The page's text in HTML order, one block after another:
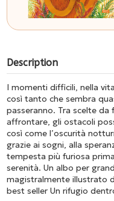
Description
I momenti difficili, nella
così tanto che sembra
passeranno. Tra scelte
affrontare, gli ostacoli
così come l’oscurità
grazie ai sogni, alla
tempesta più furiosa
serenità. Un albo per
magistralmente illustrato
best seller Un rifugio